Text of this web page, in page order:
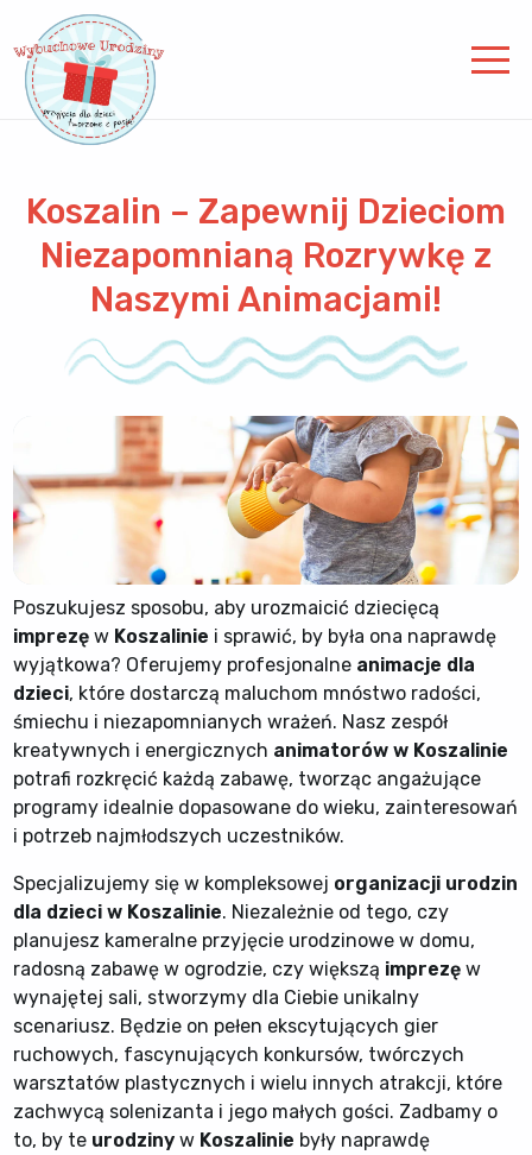
Koszalin – Zapewnij Dzieciom
Niezapomnianą Rozrywkę z
Naszymi Animacjami!
Poszukujesz sposobu, aby urozmaicić dziecięcą
imprezę w Koszalinie i sprawić, by była ona naprawdę
wyjątkowa? Oferujemy profesjonalne animacje dla
dzieci, które dostarczą maluchom mnóstwo radości,
śmiechu i niezapomnianych wrażeń. Nasz zespół
kreatywnych i energicznych animatorów w Koszalinie
potrafi rozkręcić każdą zabawę, tworząc angażujące
programy idealnie dopasowane do wieku, zainteresowań
i potrzeb najmłodszych uczestników.
Specjalizujemy się w kompleksowej organizacji urodzin
dla dzieci w Koszalinie. Niezależnie od tego, czy
planujesz kameralne przyjęcie urodzinowe w domu,
radosną zabawę w ogrodzie, czy większą imprezę w
wynajętej sali, stworzymy dla Ciebie unikalny
scenariusz. Będzie on pełen ekscytujących gier
ruchowych, fascynujących konkursów, twórczych
warsztatów plastycznych i wielu innych atrakcji, które
zachwycą solenizanta i jego małych gości. Zadbamy o
to, by te urodziny w Koszalinie były naprawdę